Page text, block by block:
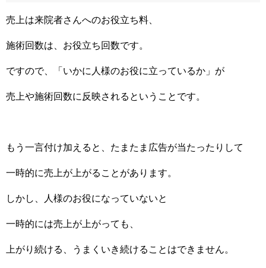
売上は来院者さんへのお役立ち料、
施術回数は、お役立ち回数です。
ですので、「いかに人様のお役に立っているか」が
売上や施術回数に反映されるということです。
もう一言付け加えると、たまたま広告が当たったりして
一時的に売上が上がることがあります。
しかし、人様のお役になっていないと
一時的には売上が上がっても、
上がり続ける、うまくいき続けることはできません。